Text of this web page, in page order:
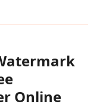
Online